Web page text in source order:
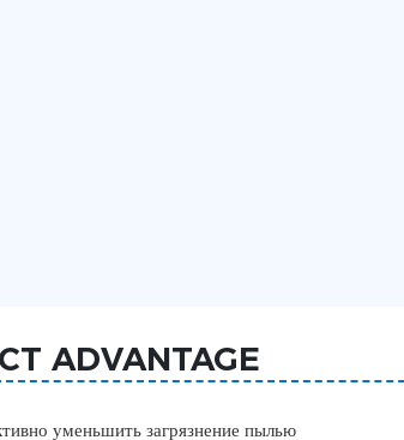
ADVANTAGE
уменьшить загрязнение пылью